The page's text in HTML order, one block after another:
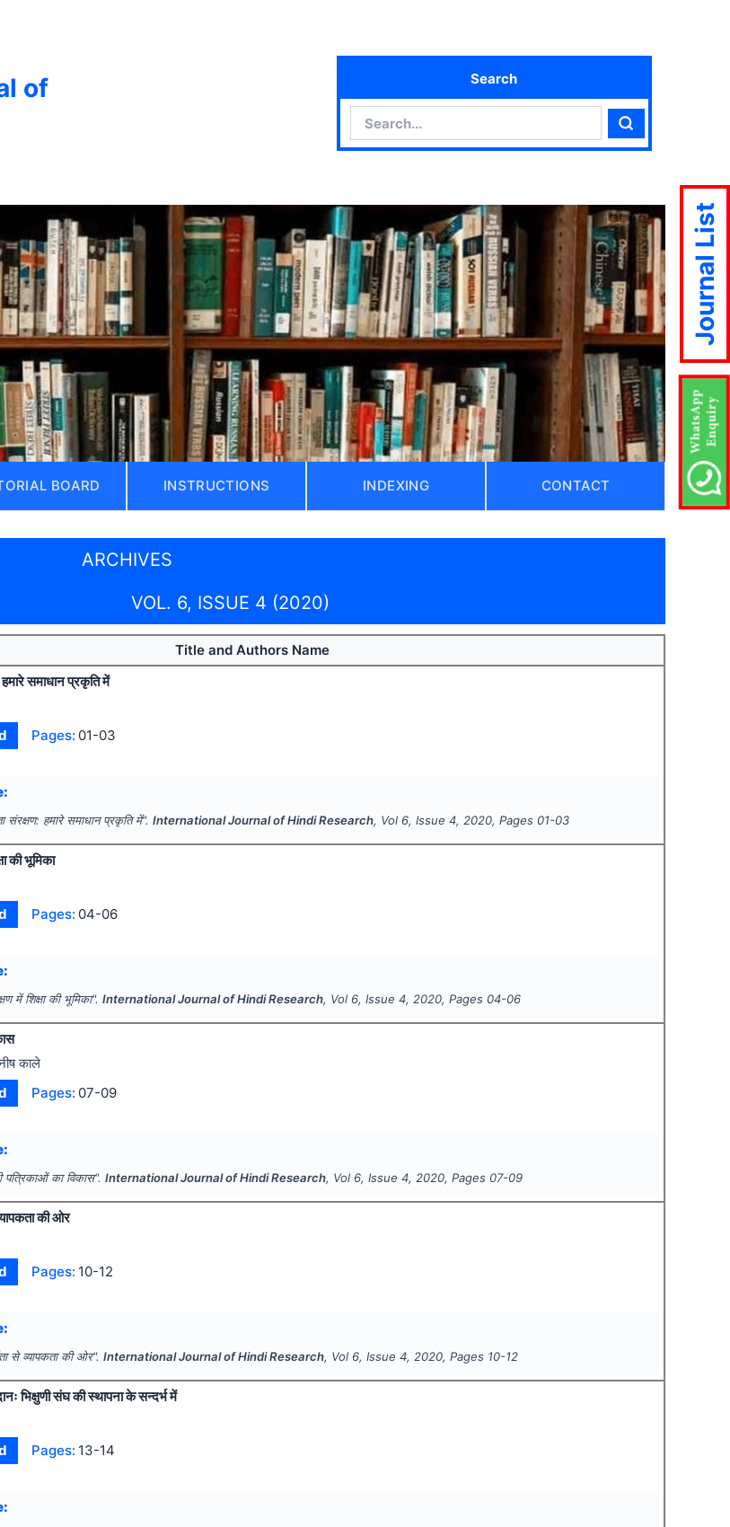
of
Search
Search
BOARD INSTRUCTIONS INDEXING CONTACT
ARCHIVES
VOL. 6, ISSUE 4 (2020)
Title and Authors Name
समाधान प्रकृति में
Pages: 01-03
संरक्षण: हमारे समाधान प्रकृति में".International Journal of Hindi Research, Vol 6, Issue4,2020, Pages 01-03
की भूमिका
Pages: 04-06
में शिक्षा की भूमिका".International Journal of Hindi Research, Vol 6, Issue4,2020, Pages 04-06
काले
Pages: 07-09
पत्रिकाओं का विकास".International Journal of Hindi Research, Vol 6, Issue4,2020, Pages 07-09
की ओर
Pages: 10-12
से व्यापकता की ओर".International Journal of Hindi Research, Vol 6, Issue4,2020, Pages 10-12
भिक्षुणी संघ की स्थापना के सन्दर्भ में
Pages: 13-14
Journal List